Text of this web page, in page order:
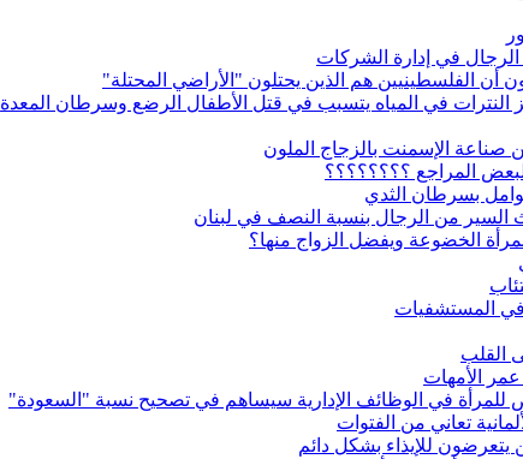
في إدارة الشركات
النترات في المياه يتسبب في قتل الأطفال الرضع وسرطان المعدة
من صناعة الإسمنت بالزجاج الملون
المراجع ؟؟؟؟؟؟؟؟
بسرطان الثدي
السير من الرجال بنسبة النصف في لبنان
الخضوعة ويفضل الزواج منها؟
في المستشفيات
القلب
عمر الأمهات
للمرأة في الوظائف الإدارية سيساهم في تصحيح نسبة "السعودة"
تعاني من الفتوات
للإيذاء بشكل دائم